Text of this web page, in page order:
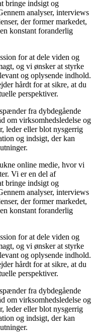
bringe indsigt og
analyser, interviews
der former markedet,
konstant foranderlig
for at dele viden og
og vi ønsker at styrke
og oplysende indhold.
hårdt for at sikre, at du
perspektiver.
fra dybdegående
om virksomhedsledelse og
leder eller blot nysgerrig
og indsigt, der kan
online medie, hvor vi
Vi er en del af
bringe indsigt og
analyser, interviews
der former markedet,
konstant foranderlig
for at dele viden og
og vi ønsker at styrke
og oplysende indhold.
hårdt for at sikre, at du
perspektiver.
fra dybdegående
om virksomhedsledelse og
leder eller blot nysgerrig
og indsigt, der kan